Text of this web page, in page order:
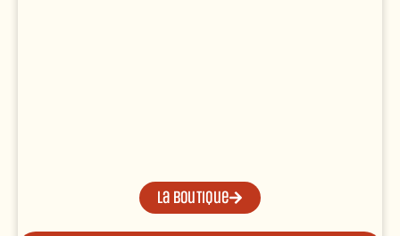
La boutique